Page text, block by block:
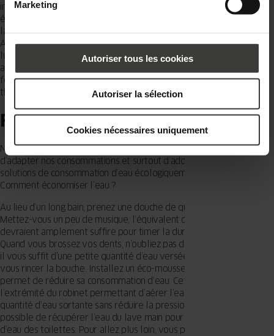
Marketing
Autoriser tous les cookies
Autoriser la sélection
Cookies nécessaires uniquement
inférieure et, par conséquent, consommant moins d’énergie
électrique. En achetant vos appareils électroménagers, optez pour
la classe d’efficacité énergétique la plus élevée, à savoir A+++ ou
A++, et dans le cas d’un équipement électrique. Utiliser plus de
lumière naturelle et moins de lumière artificielle vous permettra
aussi de réduire considérablement vos factures. Misez sur des
fenêtres offrant de grands vitrages et un niveau élevé d’isolation
thermique (exemple avec la fenêtre PIXEL).
FERMEZ LE ROBINET
Nos ressources d’eau ne seront pas infinies. Il est donc urgent
d’adapter nos consommations et surtout d’adopter des réflexes et
solutions de consommation d’eau écologiquement raisonnable.
Comment économiser l’eau ?
Au lieu d’un long bain, prenez une douche de quelques minutes.
Mettez-vous un peu de musique, l’équivalent de 2 à 3 titres
devraient amplement suffire pour timer la durée de votre douche !
Quand vous brossez vos dents, n’oubliez pas de fermer le robinet –
il vous suffit d’une petite quantité d’eau versée dans un verre pour
vous rincer la bouche. Installez un éco-mousseur sur votre robinet
permet de réduire sa consommation d’eau. Cet aérateur placé à
l’extrémité du robinet permettant d’aérer l’eau et de limiter la
quantité d’eau sortante sans réduire la pression. Pour les WC, il est
possible de récupérer l’eau du lave main pour alimenter la chasse
d’eau des toilettes. Pour allez plus loin, vous pouvez aussi utiliser les